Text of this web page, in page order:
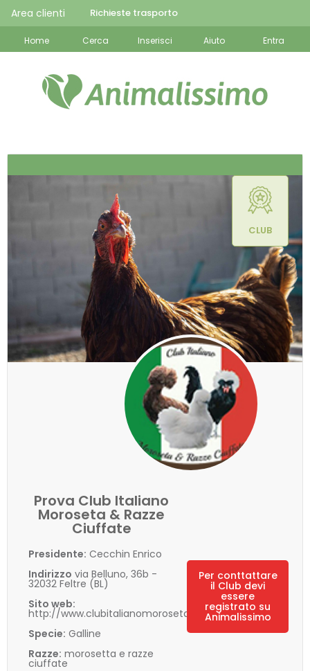
Area clienti Richieste trasporto
Home Cerca Inserisci Aiuto Entra
CLUB
Prova Club Italiano
Moroseta & Razze
Ciuffate
Presidente: Cecchin Enrico
Indirizzo via Belluno, 36b -
32032 Feltre (BL)
Sito web:
http://www.clubitalianomoroseta.it/
Specie: Galline
Razze: morosetta e razze
ciuffate
Per conttattare
il Club devi
essere
registrato su
Animalissimo